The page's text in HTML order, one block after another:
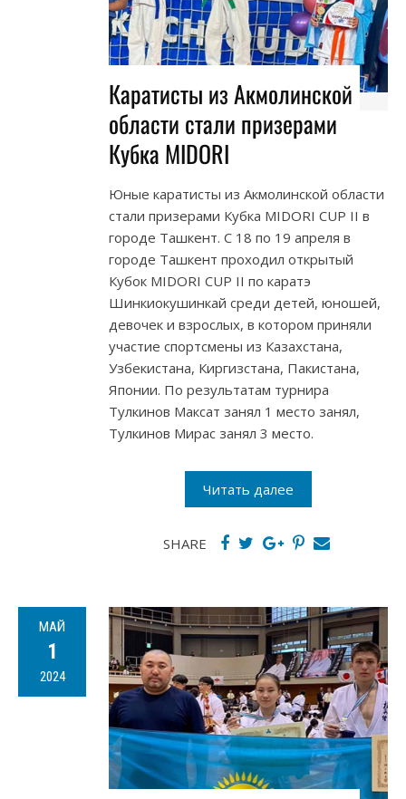
Каратисты из Акмолинской
области стали призерами
Кубка MIDORI
Юные каратисты из Акмолинской области
стали призерами Кубка MIDORI CUP II в
городе Ташкент. С 18 по 19 апреля в
городе Ташкент проходил открытый
Кубок MIDORI CUP II по каратэ
Шинкиокушинкай среди детей, юношей,
девочек и взрослых, в котором приняли
участие спортсмены из Казахстана,
Узбекистана, Киргизстана, Пакистана,
Японии. По результатам турнира
Тулкинов Максат занял 1 место занял,
Тулкинов Мирас занял 3 место.
Читать далее
SHARE
МАЙ
1
2024